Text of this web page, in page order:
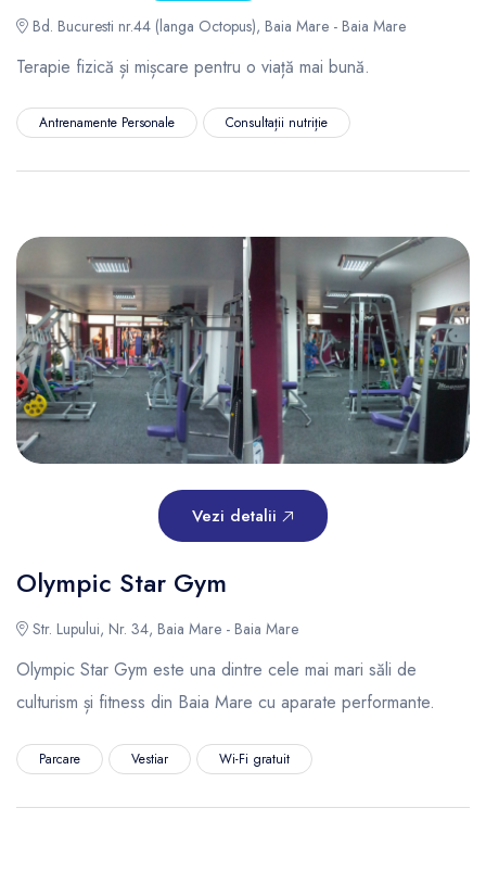
Bd. Bucuresti nr.44 (langa Octopus), Baia Mare - Baia Mare
Terapie fizică și mișcare pentru o viață mai bună.
Antrenamente Personale Consultații nutriție
Vezi detalii
Olympic Star Gym
Str. Lupului, Nr. 34, Baia Mare - Baia Mare
Olympic Star Gym este una dintre cele mai mari săli de
culturism și fitness din Baia Mare cu aparate performante.
Parcare Vestiar Wi-Fi gratuit